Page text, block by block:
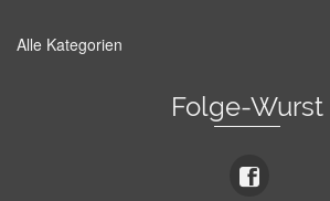
Alle Kategorien
Folge-Wurst